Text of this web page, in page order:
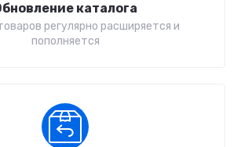
каталога
регулярно расширяется и
пополняется